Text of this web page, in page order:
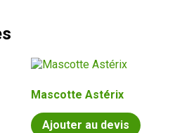
Mascotte Astérix
Ajouter au devis